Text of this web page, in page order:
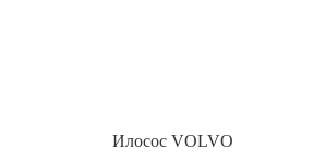
Илосос VOLVO